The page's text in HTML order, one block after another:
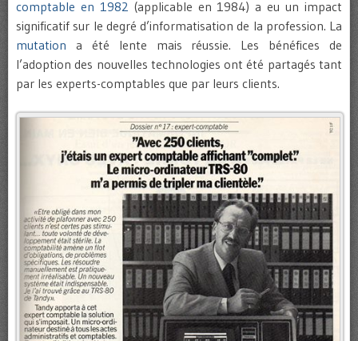
comptable en 1982 (applicable en 1984) a eu un impact
significatif sur le degré d’informatisation de la profession. La
mutation a été lente mais réussie. Les bénéfices de
l’adoption des nouvelles technologies ont été partagés tant
par les experts-comptables que par leurs clients.